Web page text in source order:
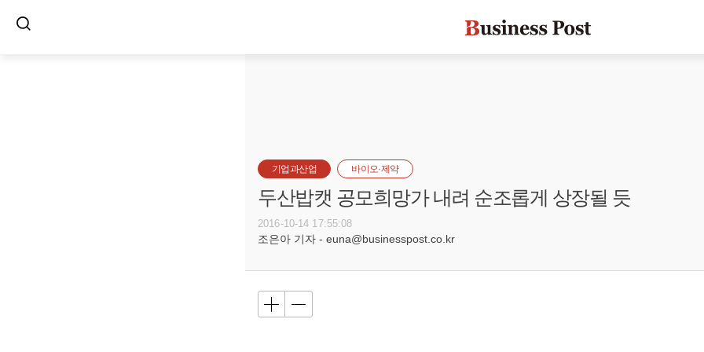
기업과산업 바이오·제약
두산밥캣 공모희망가 내려 순조롭게 상장될 듯
2016-10-14 17:55:08
조은아 기자 - euna@businesspost.co.kr